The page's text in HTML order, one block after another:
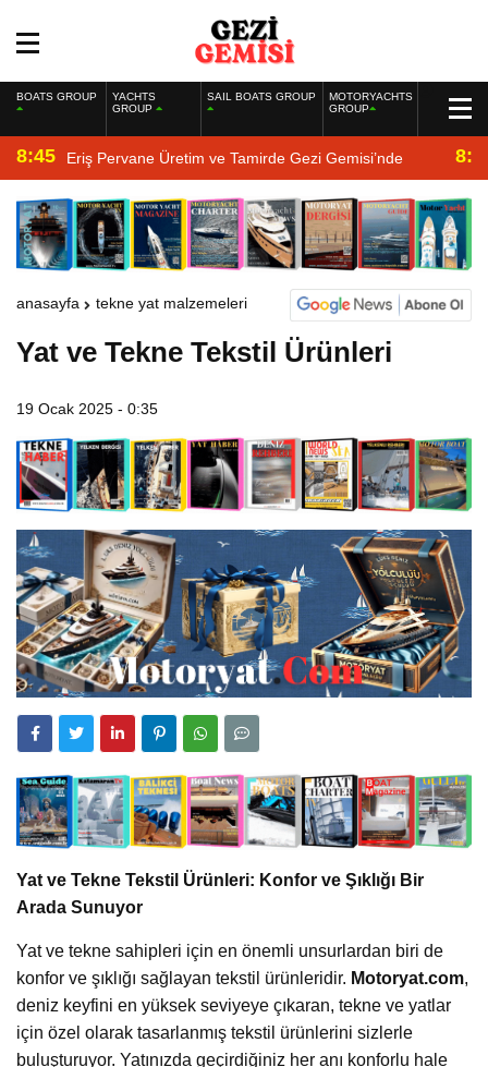
BOATS GROUP
YACHTS
GROUP
SAIL BOATS GROUP
MOTORYACHTS
GROUP
8:45 Eriş Pervane Üretim ve Tamirde Gezi Gemisi’nde
anasayfa tekne yat malzemeleri
Yat ve Tekne Tekstil Ürünleri
19 Ocak 2025 - 0:35
Yat ve Tekne Tekstil Ürünleri: Konfor ve Şıklığı Bir
Arada Sunuyor
Yat ve tekne sahipleri için en önemli unsurlardan biri de
konfor ve şıklığı sağlayan tekstil ürünleridir. Motoryat.com,
deniz keyfini en yüksek seviyeye çıkaran, tekne ve yatlar
için özel olarak tasarlanmış tekstil ürünlerini sizlerle
buluşturuyor. Yatınızda geçirdiğiniz her anı konforlu hale